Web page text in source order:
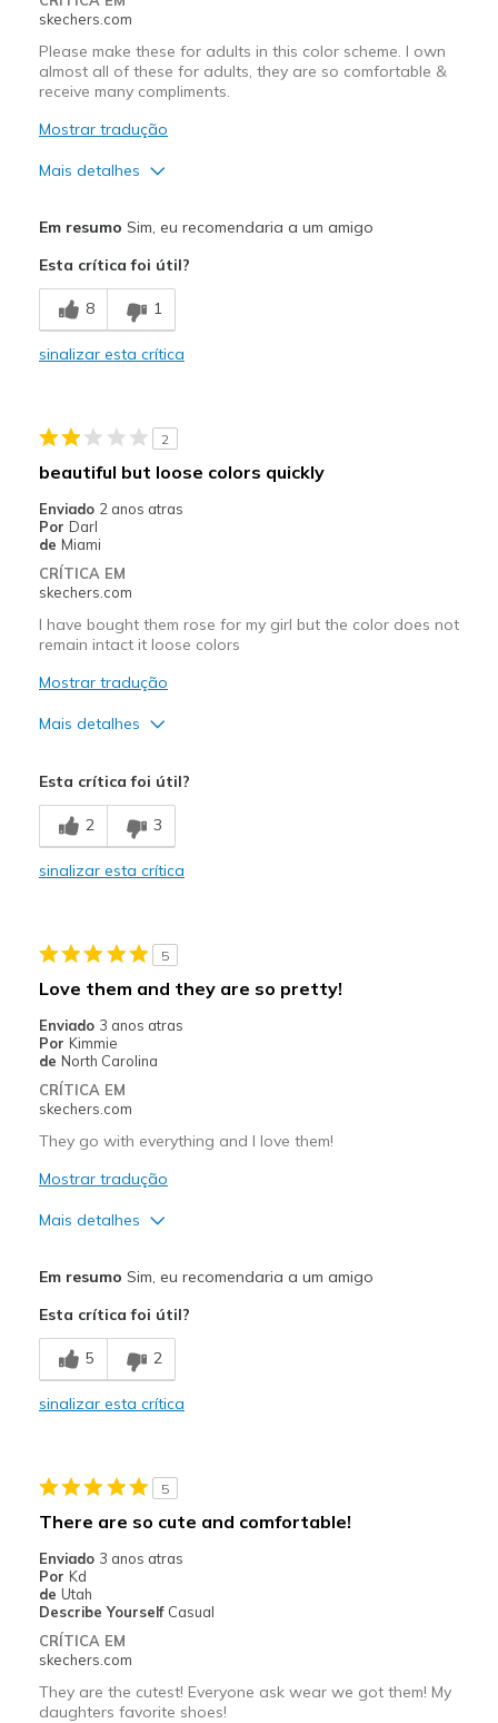
Width
Sizing
Feels true to size
View On Shoes
Shoes are for Wearing
skechers.com
Please make these for adults in this color scheme. I own
almost all of these for adults, they are so comfortable &
receive many compliments.
Mostrar tradução
Mais detalhes
Breathe Well
Comfortable
Melhores utilizações
Going Out
Special Occasions
Travel
View On Shoes
Em resumo Sim, eu recomendaria a um amigo
Esta crítica foi útil?
8 1
sinalizar esta crítica
2
beautiful but loose colors quickly
Enviado 2 anos atras
Por Darl
de Miami
CRÍTICA EM
skechers.com
I have bought them rose for my girl but the color does not
remain intact it loose colors
Mostrar tradução
Mais detalhes
Contras
Wear Out Quickly
Esta crítica foi útil?
2 3
sinalizar esta crítica
5
Love them and they are so pretty!
Enviado 3 anos atras
Por Kimmie
de North Carolina
CRÍTICA EM
skechers.com
They go with everything and I love them!
Mostrar tradução
Mais detalhes
Comfortable
Stylish
View On Shoes
I'm Really Into Shoes
Em resumo Sim, eu recomendaria a um amigo
Esta crítica foi útil?
5 2
sinalizar esta crítica
5
There are so cute and comfortable!
Enviado 3 anos atras
Por Kd
de Utah
Describe Yourself Casual
CRÍTICA EM
skechers.com
They are the cutest! Everyone ask wear we got them! My
daughters favorite shoes!